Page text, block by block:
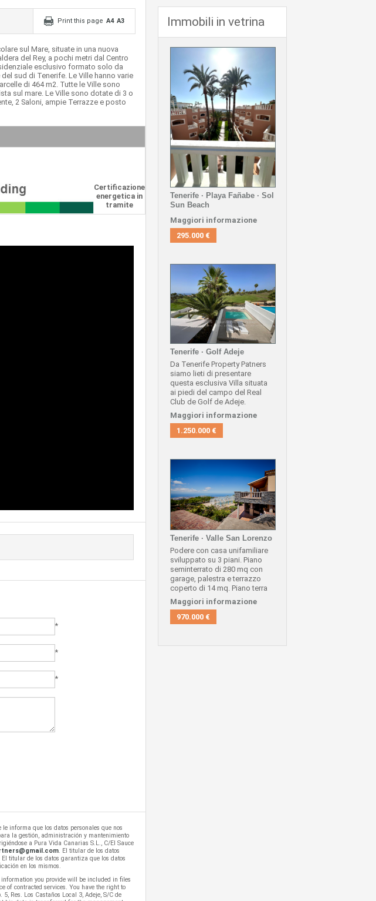
Print this page A4 A3
sul Mare, situate in una nuova
del Rey, a pochi metri dal Centro
esclusivo formato solo da
sud di Tenerife. Le Ville hanno varie
di 464 m2. Tutte le Ville sono
sul mare. Le Ville sono dotate di 3 o
2 Saloni, ampie Terrazze e posto
Certificazione
energetica in
tramite
*
*
*
informa que los datos personales que nos
la gestión, administración y mantenimiento
a Pura Vida Canarias S.L., C/El Sauce
. El titular de los datos
titular de los datos garantiza que los datos
en los mismos.
you provide will be included in files
of contracted services. You have the right to
Res. Los Castaños Local 3, Adeje, S/C de
Immobili in vetrina
Tenerife · Playa Fañabe · Sol
Sun Beach
Maggiori informazione
295.000 €
Tenerife · Golf Adeje
Da Tenerife Property Patners
siamo lieti di presentare
questa esclusiva Villa situata
ai piedi del campo del Real
Club de Golf de Adeje.
Con 3 camere da letto e 3
bagni, giardino anteriore e
posteriore, con vista
spettacolare sul mare e sul
completamente attrezzato,
Dopo una mattinata
praticando il tuo sport
preferito, rilassati nella tua
piscina privata.
A soli 50 metri dalla Club
House.
Contatta subito i nostri agenti
e programma la tua visita, non
perdere l'occasione di vivere in
paradiso!
Maggiori informazione
1.250.000 €
Tenerife · Valle San Lorenzo
Podere con casa unifamiliare
sviluppato su 3 piani. Piano
seminterrato di 280 mq con
garage, palestra e terrazzo
coperto di 14 mq. Piano terra
con 4 camere da letto,
piÃ¹ WC, soggiorno, cucina,
ufficio, ingresso e terrazzo
coperto di 39 m2. 86 m2 di
Maggiori informazione
970.000 €